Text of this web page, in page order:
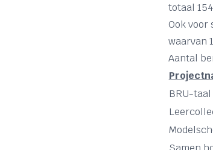
totaal
Ook voor
waarvan
Aantal
BRU-taal